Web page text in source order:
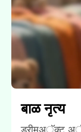
बाळ नृत्य
ड्रीमअॅक्ट